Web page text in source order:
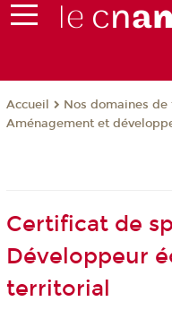
Accueil
Nos domaines de
Aménagement et
Certificat de
Développeur
territorial